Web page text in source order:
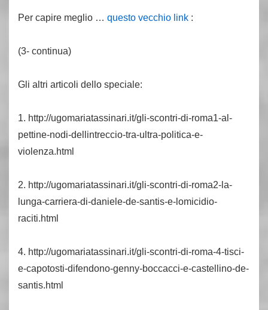
Per capire meglio … questo vecchio link :
(3- continua)
Gli altri articoli dello speciale:
1. http://ugomariatassinari.it/gli-scontri-di-roma1-al-
pettine-nodi-dellintreccio-tra-ultra-politica-e-
violenza.html
2. http://ugomariatassinari.it/gli-scontri-di-roma2-la-
lunga-carriera-di-daniele-de-santis-e-lomicidio-
raciti.html
4. http://ugomariatassinari.it/gli-scontri-di-roma-4-tisci-
e-capotosti-difendono-genny-boccacci-e-castellino-de-
santis.html